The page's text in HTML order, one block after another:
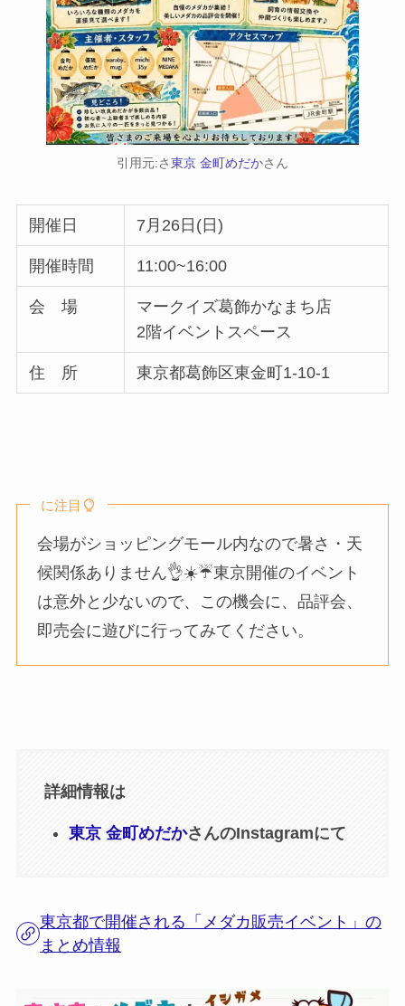
引用元:さ東京 金町めだかさん
開催日 7月26日(日)
開催時間 11:00~16:00
会 場
マークイズ葛飾かなまち店
2階イベントスペース
住 所 東京都葛飾区東金町1-10-1
に注目
会場がショッピングモール内なので暑さ・天
候関係ありません👌☀️☔️東京開催のイベント
は意外と少ないので、この機会に、品評会、
即売会に遊びに行ってみてください。
詳細情報は
東京 金町めだかさんのInstagramにて
東京都で開催される「メダカ販売イベント」の
まとめ情報